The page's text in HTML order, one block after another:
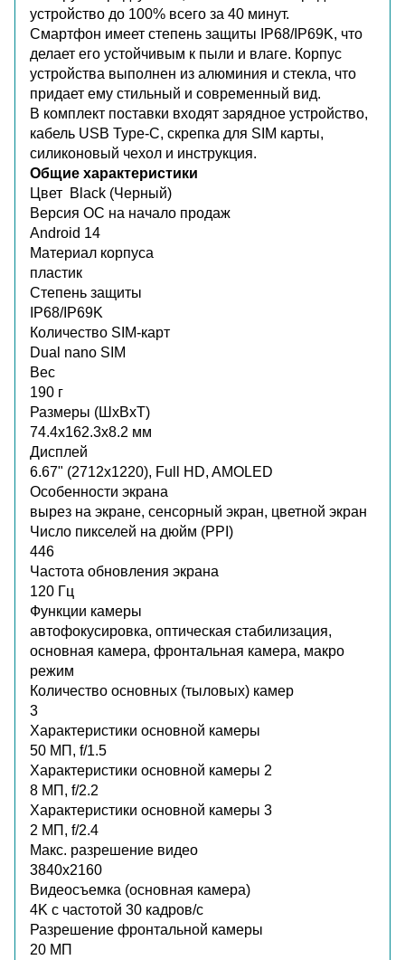
устройство до 100% всего за 40 минут.
Смартфон имеет степень защиты IP68/IP69K, что
делает его устойчивым к пыли и влаге. Корпус
устройства выполнен из алюминия и стекла, что
придает ему стильный и современный вид.
В комплект поставки входят зарядное устройство,
кабель USB Type-C, скрепка для SIM карты,
силиконовый чехол и инструкция.
Общие характеристики
Цвет Black (Черный)
Версия ОС на начало продаж
Android 14
Материал корпуса
пластик
Степень защиты
IP68/IP69K
Количество SIM-карт
Dual nano SIM
Вес
190 г
Размеры (ШxВxТ)
74.4x162.3x8.2 мм
Дисплей
6.67" (2712x1220), Full HD, AMOLED
Особенности экрана
вырез на экране, сенсорный экран, цветной экран
Число пикселей на дюйм (PPI)
446
Частота обновления экрана
120 Гц
Функции камеры
автофокусировка, оптическая стабилизация,
основная камера, фронтальная камера, макро
режим
Количество основных (тыловых) камер
3
Характеристики основной камеры
50 МП, f/1.5
Характеристики основной камеры 2
8 МП, f/2.2
Характеристики основной камеры 3
2 МП, f/2.4
Макс. разрешение видео
3840x2160
Видеосъемка (основная камера)
4K с частотой 30 кадров/с
Разрешение фронтальной камеры
20 МП